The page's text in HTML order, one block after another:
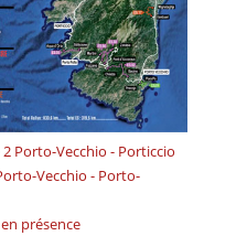
2 Porto-Vecchio - Porticcio
Vecchio - Porto-
présence